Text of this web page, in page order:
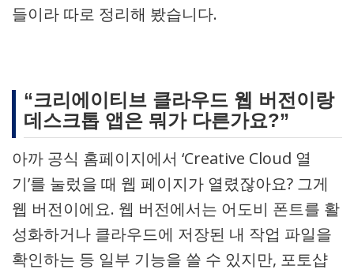
들이라 따로 정리해 봤습니다.
“크리에이티브 클라우드 웹 버전이랑
데스크톱 앱은 뭐가 다른가요?”
아까 공식 홈페이지에서 ‘Creative Cloud 열
기’를 눌렀을 때 웹 페이지가 열렸잖아요? 그게
웹 버전이에요. 웹 버전에서는 어도비 폰트를 활
성화하거나 클라우드에 저장된 내 작업 파일을
확인하는 등 일부 기능을 쓸 수 있지만, 포토샵